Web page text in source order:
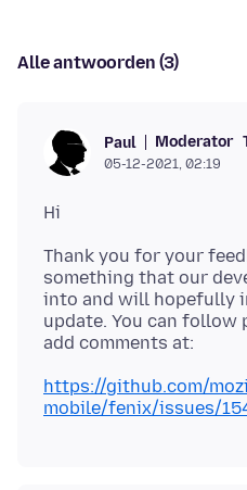
Alle antwoorden (3)
Paul Moderator
05-12-2021, 02:19
Thank you for your
something that our
into and will hopefully
update. You can follow
https://github.com/
mobile/fenix/issues/